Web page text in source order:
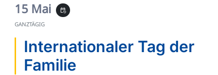
15 Mai event_repeat
GANZTÄGIG
Internationaler Tag der
Familie